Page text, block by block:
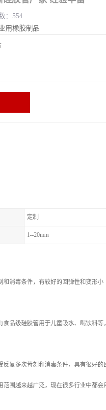
：554
用橡胶制品
定制
1--20mm
消毒条件，有较好的回弹性和变形
品级硅胶管用于儿童吸水、喝饮料等
复多次苛刻和消毒条件，具有很好的
围越来越广泛，现在很多行业中都